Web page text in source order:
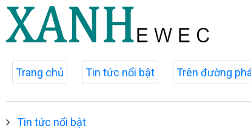
Trang chủ Tin tức nổi bật Trên đường
Tin tức nổi bật